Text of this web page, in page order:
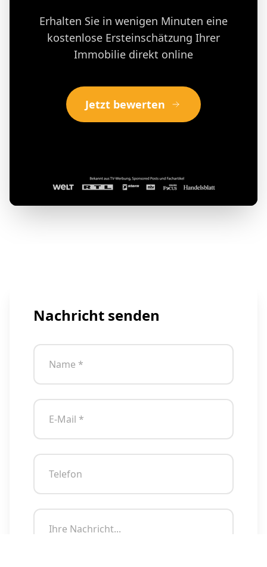
Erhalten Sie in wenigen Minuten eine
kostenlose Ersteinschätzung Ihrer
Immobilie direkt online
Jetzt bewerten
Nachricht senden